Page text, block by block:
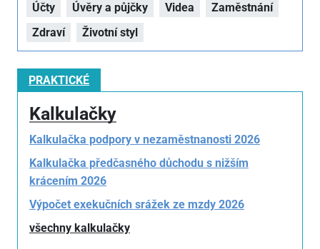
Účty
Úvěry a půjčky Videa
Zaměstnání
Zdraví
Životní styl
PRAKTICKÉ
Kalkulačky
Kalkulačka podpory v nezaměstnanosti 2026
Kalkulačka předčasného důchodu s nižším
krácením 2026
Výpočet exekučních srážek ze mzdy 2026
všechny kalkulačky